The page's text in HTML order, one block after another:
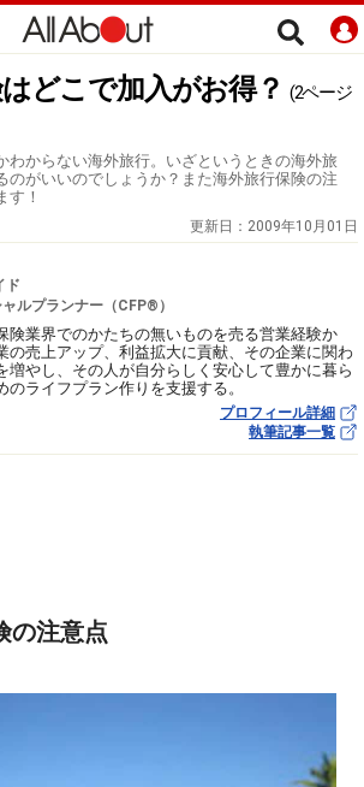
どこで加入がお得？ (2ページ
わからない海外旅行。いざというときの海外旅
のがいいのでしょうか？また海外旅行保険の注
す！
更新日： 2009年10月01日
ド
ルプランナー（CFP®）
険業界でのかたちの無いものを売る営業経験か
の売上アップ、利益拡大に貢献、その企業に関わ
増やし、その人が自分らしく安心して豊かに暮ら
のライフプラン作りを支援する。
プロフィール詳細
執筆記事一覧
の注意点